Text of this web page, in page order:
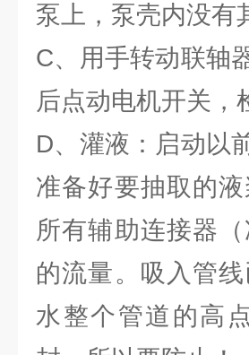
泵上，泵壳内没有
C、用手转动联轴
后点动电机开关，
D、灌液：启动以
准备好要抽取的
所有辅助连接器
的流量。吸入管
水整个管道的高